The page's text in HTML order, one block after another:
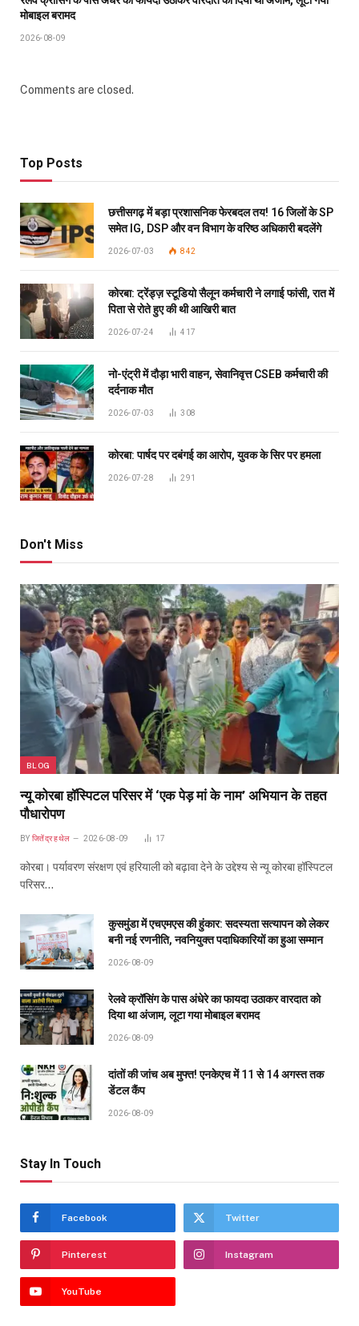
मोबाइल बरामद
2026-08-09
Comments are closed.
Top Posts
छत्तीसगढ़ में बड़ा प्रशासनिक फेरबदल तय! 16 जिलों के SP
समेत IG, DSP और वन विभाग के वरिष्ठ अधिकारी बदलेंगे
2026-07-03 842
कोरबा: ट्रेंड्ज़ स्टूडियो सैलून कर्मचारी ने लगाई फांसी, रात में
पिता से रोते हुए की थी आखिरी बात
2026-07-24 417
नो-एंट्री में दौड़ा भारी वाहन, सेवानिवृत्त CSEB कर्मचारी की
दर्दनाक मौत
2026-07-03 308
कोरबा: पार्षद पर दबंगई का आरोप, युवक के सिर पर हमला
2026-07-28 291
Don't Miss
BLOG
न्यू कोरबा हॉस्पिटल परिसर में ‘एक पेड़ मां के नाम’ अभियान के तहत
पौधारोपण
BY जितेंद्र हथेल 2026-08-09 17
कोरबा। पर्यावरण संरक्षण एवं हरियाली को बढ़ावा देने के उद्देश्य से न्यू कोरबा हॉस्पिटल
परिसर…
कुसमुंडा में एचएमएस की हुंकार: सदस्यता सत्यापन को लेकर
बनी नई रणनीति, नवनियुक्त पदाधिकारियों का हुआ सम्मान
2026-08-09
रेलवे क्रॉसिंग के पास अंधेरे का फायदा उठाकर वारदात को
दिया था अंजाम, लूटा गया मोबाइल बरामद
2026-08-09
दांतों की जांच अब मुफ्त! एनकेएच में 11 से 14 अगस्त तक
डेंटल कैंप
2026-08-09
Stay In Touch
Facebook Twitter
Pinterest Instagram
YouTube